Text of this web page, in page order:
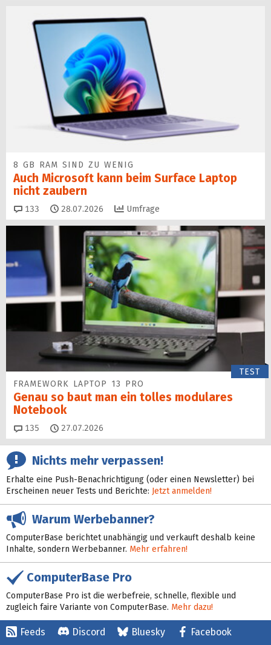
8 GB RAM SIND ZU WENIG
Auch Microsoft kann beim Surface Laptop
nicht zaubern
133 Kommentare
28.07.2026 Umfrage
TEST
FRAMEWORK LAPTOP 13 PRO
Genau so baut man ein tolles modulares
Notebook
135 Kommentare
27.07.2026
Nichts mehr verpassen!
Erhalte eine Push-Benachrichtigung (oder einen Newsletter) bei
Erscheinen neuer Tests und Berichte: Jetzt anmelden!
Warum Werbebanner?
ComputerBase berichtet unabhängig und verkauft deshalb keine
Inhalte, sondern Werbebanner. Mehr erfahren!
ComputerBase Pro
ComputerBase Pro ist die werbefreie, schnelle, flexible und
zugleich faire Variante von ComputerBase. Mehr dazu!
Feeds Discord Bluesky Facebook